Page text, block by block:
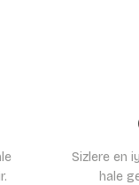
Sizlere en
hale